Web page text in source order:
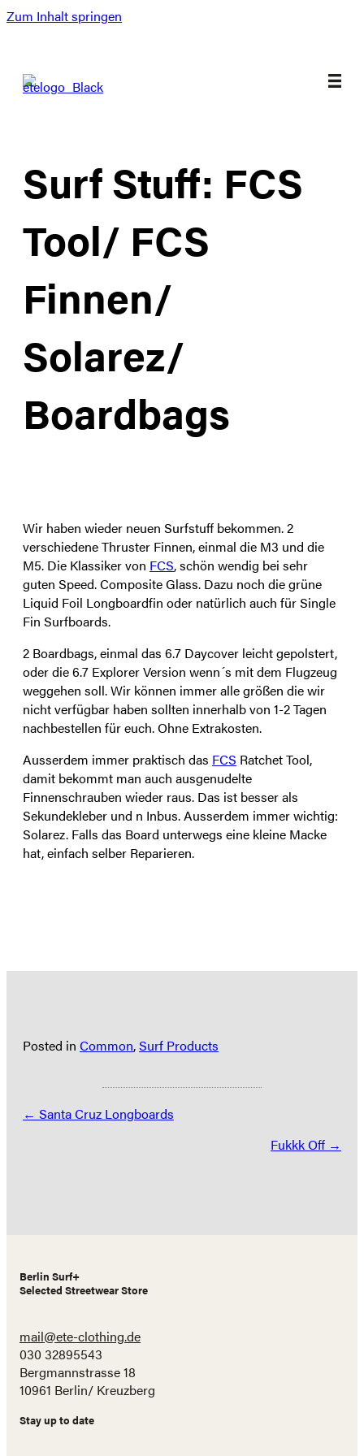
Zum Inhalt springen
Surf Stuff: FCS
Tool/ FCS
Finnen/
Solarez/
Boardbags
Wir haben wieder neuen Surfstuff bekommen. 2
verschiedene Thruster Finnen, einmal die M3 und die
M5. Die Klassiker von FCS, schön wendig bei sehr
guten Speed. Composite Glass. Dazu noch die grüne
Liquid Foil Longboardfin oder natürlich auch für Single
Fin Surfboards.
2 Boardbags, einmal das 6.7 Daycover leicht gepolstert,
oder die 6.7 Explorer Version wenn´s mit dem Flugzeug
weggehen soll. Wir können immer alle größen die wir
nicht verfügbar haben sollten innerhalb von 1-2 Tagen
nachbestellen für euch. Ohne Extrakosten.
Ausserdem immer praktisch das FCS Ratchet Tool,
damit bekommt man auch ausgenudelte
Finnenschrauben wieder raus. Das ist besser als
Sekundekleber und n Inbus. Ausserdem immer wichtig:
Solarez. Falls das Board unterwegs eine kleine Macke
hat, einfach selber Reparieren.
Posted in Common,Surf Products
Posts
← Santa Cruz Longboards
Fukkk Off →
Berlin Surf+
Selected Streetwear Store
mail@ete-clothing.de
030 32895543
Bergmannstrasse 18
10961 Berlin/ Kreuzberg
Stay up to date